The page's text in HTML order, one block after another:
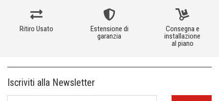
Ritiro Usato
Estensione di
garanzia
Consegna e
installazione
al piano
Iscriviti alla Newsletter